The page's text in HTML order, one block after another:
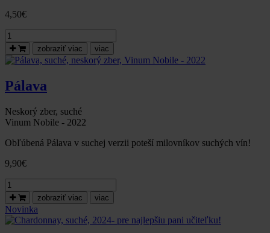
4,50€
množstvo
Alibernet,
2023,suché-
limitovaná
edícia
k
zobraziť viac viac
Pálava
Neskorý zber, suché
Vinum Nobile - 2022
Obľúbená Pálava v suchej verzii poteší milovníkov suchých vín!
9,90€
množstvo
Pálava,
suché,
neskorý
zber,
zobraziť viac viac
Novinka